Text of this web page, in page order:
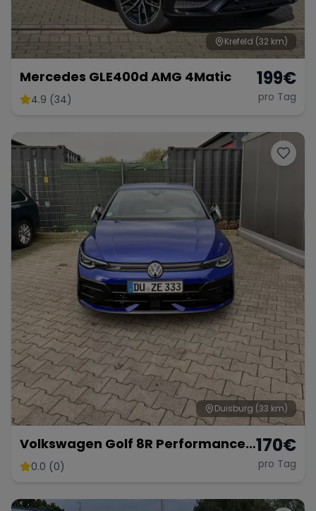
Krefeld (32 km)
Mercedes GLE400d AMG 4Matic
4.9 (34)
199€
pro Tag
Duisburg (33 km)
Volkswagen Golf 8R Performance
Facelift
0.0 (0)
170€
pro Tag